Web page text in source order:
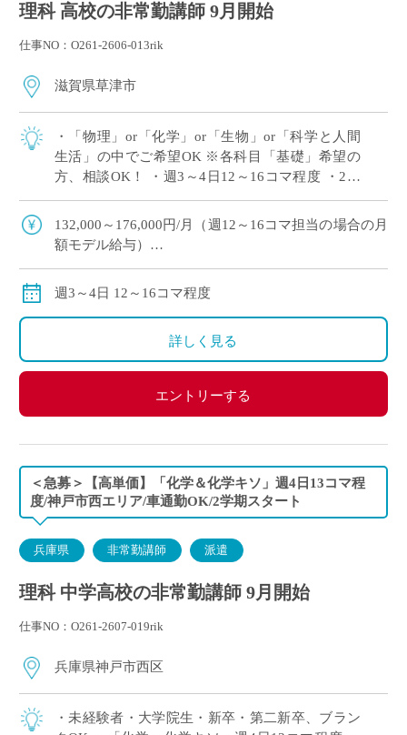
理科 高校の非常勤講師 9月開始
仕事NO：O261-2606-013rik
滋賀県草津市
・「物理」or「化学」or「生物」or「科学と人間
生活」の中でご希望OK ※各科目「基礎」希望の
方、相談OK！ ・週3～4日12～16コマ程度 ・2学
学校にて、理科の非常勤講 […]
132,000～176,000円/月（週12～16コマ担当の場合の月
額モデル給与）
算になります。
週3～4日 12～16コマ程度
詳しく見る
エントリーする
＜急募＞【高単価】「化学＆化学キソ」週4日13コマ程
度/神戸市西エリア/車通勤OK/2学期スタート
兵庫県 非常勤講師 派遣
理科 中学高校の非常勤講師 9月開始
仕事NO：O261-2607-019rik
兵庫県神戸市西区
・未経験者・大学院生・新卒・第二新卒、ブラン